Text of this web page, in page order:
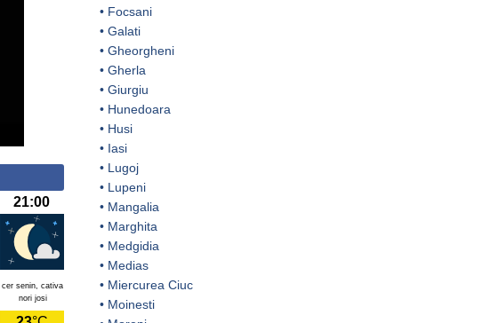
21:00
cer senin, cativa
nori josi
• Focsani
• Galati
• Gheorgheni
• Gherla
• Giurgiu
• Hunedoara
• Husi
• Iasi
• Lugoj
• Lupeni
• Mangalia
• Marghita
• Medgidia
• Medias
• Miercurea Ciuc
• Moinesti